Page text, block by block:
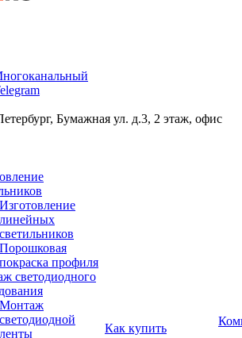
Бумажная ул. д.3, 2 этаж, офис
Изготовление
линейных
светильников
Порошковая
покраска профиля
светодиодного
Монтаж
светодиодной
ленты
Как купить